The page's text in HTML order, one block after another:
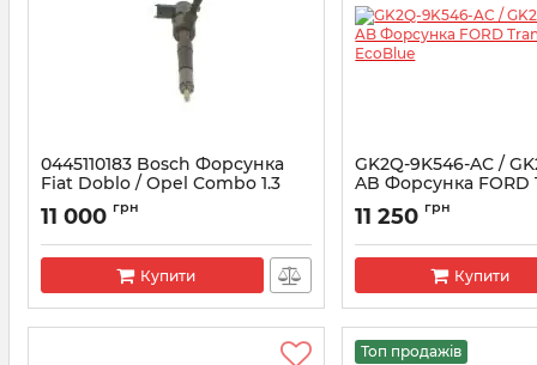
0445110183 Bosсh Форсунка
Fiat Doblo / Opel Combo 1.3
Артикул: 0445110183
11 000 грн
Купити
GK2Q-9K546-AC /
AB Форсунка FORD
EcoBlue
Артикул:
11 250 грн
Купити
Топ продажів